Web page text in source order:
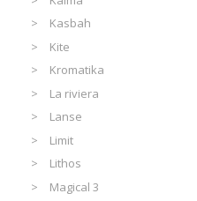
Kasbah
Kite
Kromatika
La riviera
Lanse
Limit
Lithos
Magical 3